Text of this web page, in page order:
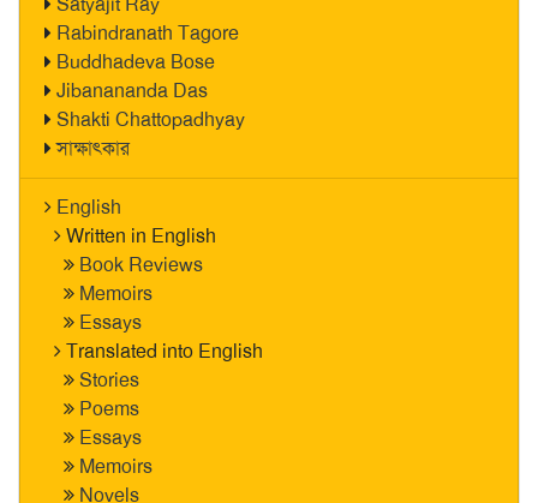
Rabindranath Tagore
Buddhadeva Bose
Jibanananda Das
Shakti Chattopadhyay
সাক্ষাৎকার
English
Written in English
Book Reviews
Memoirs
Essays
Translated into English
Stories
Poems
Essays
Memoirs
Novels